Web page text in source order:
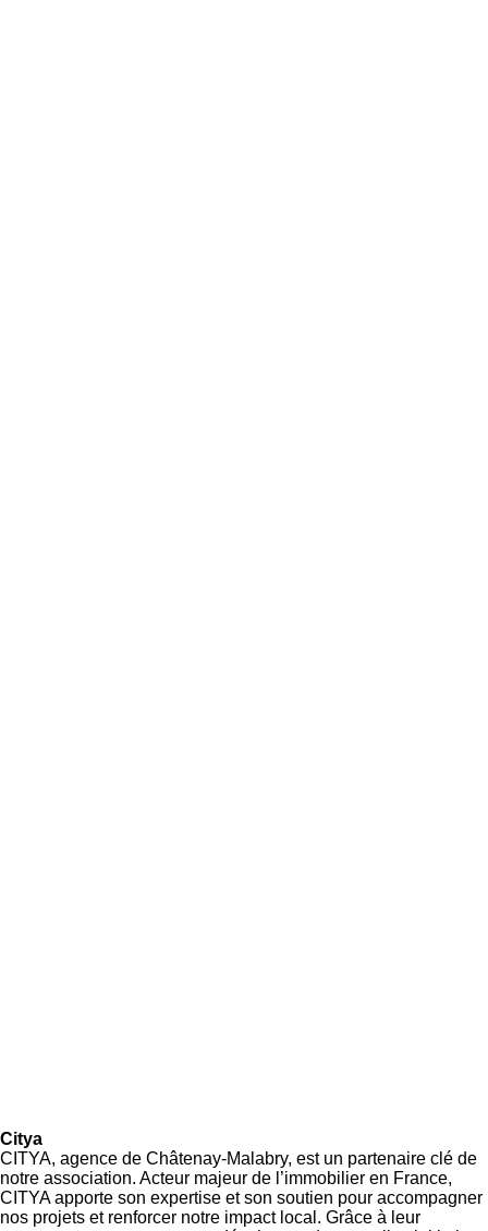
Citya
CITYA, agence de Châtenay-Malabry, est un partenaire clé de
notre association. Acteur majeur de l’immobilier en France,
CITYA apporte son expertise et son soutien pour accompagner
nos projets et renforcer notre impact local. Grâce à leur